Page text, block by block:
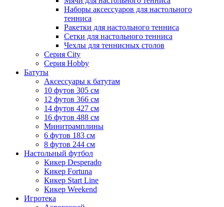
Наборы аксессуаров для настольного
тенниса
Ракетки для настольного тенниса
Сетки для настольного тенниса
Чехлы для теннисных столов
Серия City
Серия Hobby
Батуты
Аксессуары к батутам
10 футов 305 см
12 футов 366 см
14 футов 427 см
16 футов 488 см
Минитрамплины
6 футов 183 см
8 футов 244 см
Настольный футбол
Кикер Desperado
Кикер Fortuna
Кикер Start Line
Кикер Weekend
Игротека